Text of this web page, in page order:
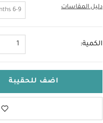
دليل المقاسات 6-9 Months 3-6 Months
الكمية: 1
اضف للحقيبة